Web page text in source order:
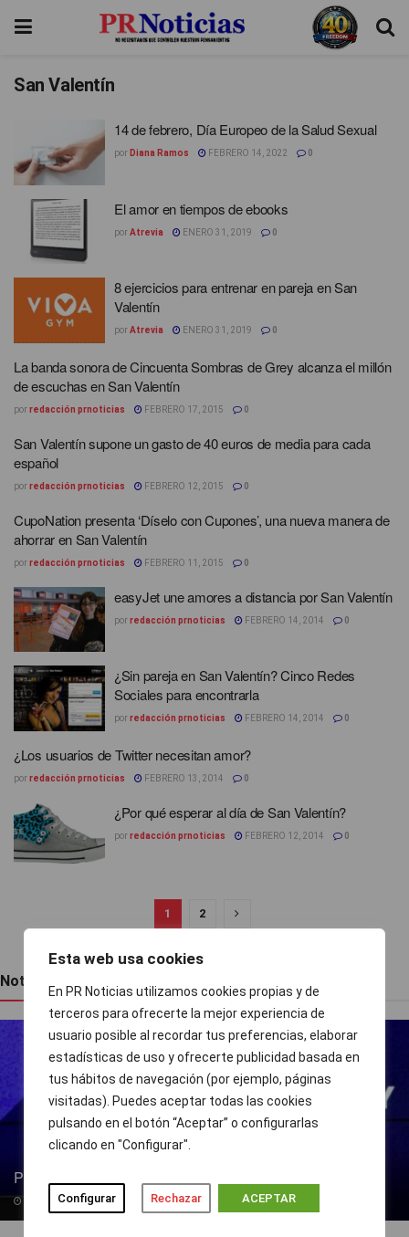
Esta web usa cookies
En PR Noticias utilizamos cookies propias y de
terceros para ofrecerte la mejor experiencia de
usuario posible al recordar tus preferencias, elaborar
estadísticas de uso y ofrecerte publicidad basada en
tus hábitos de navegación (por ejemplo, páginas
visitadas). Puedes aceptar todas las cookies
pulsando en el botón “Aceptar” o configurarlas
clicando en "Configurar".
Configurar Rechazar ACEPTAR
San Valentín
14 de febrero, Día Europeo de la Salud Sexual
por Diana Ramos FEBRERO 14, 2022 0
El amor en tiempos de ebooks
porAtrevia ENERO 31, 2019 0
8 ejercicios para entrenar en pareja en San
Valentín
porAtrevia ENERO 31, 2019 0
La banda sonora de Cincuenta Sombras de Grey alcanza el millón
de escuchas en San Valentín
porredacción prnoticias FEBRERO 17, 2015 0
San Valentín supone un gasto de 40 euros de media para cada
español
porredacción prnoticias FEBRERO 12, 2015 0
CupoNation presenta ‘Díselo con Cupones’, una nueva manera de
ahorrar en San Valentín
porredacción prnoticias FEBRERO 11, 2015 0
easyJet une amores a distancia por San Valentín
porredacción prnoticias FEBRERO 14, 2014 0
¿Sin pareja en San Valentín? Cinco Redes
Sociales para encontrarla
porredacción prnoticias FEBRERO 14, 2014 0
¿Los usuarios de Twitter necesitan amor?
porredacción prnoticias FEBRERO 13, 2014 0
¿Por qué esperar al día de San Valentín?
porredacción prnoticias FEBRERO 12, 2014 0
1 2
Noticias recientes
Pedro Blanco gana peso en la SER
09/08/2026